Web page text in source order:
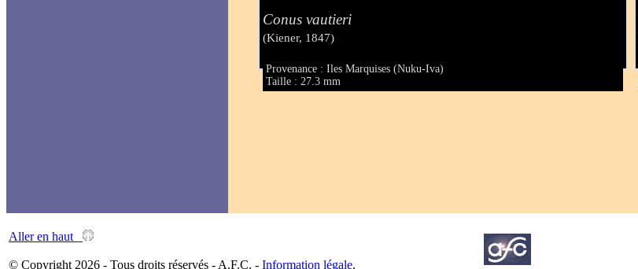
Conus vautieri
(Kiener, 1847)
Provenance : Iles Marquises (Nuku-Iva)
Taille : 27.3 mm
Aller en haut
© Copyright 2026 - Tous droits réservés - A.F.C. - Information légale.